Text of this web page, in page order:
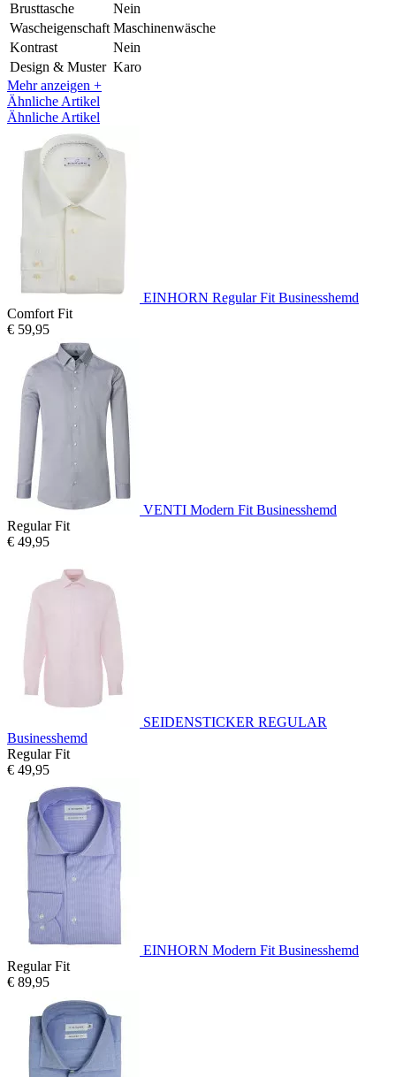
Brusttasche
Nein
Wascheigenschaft Maschinenwäsche
Kontrast
Nein
Design & Muster Karo
Mehr anzeigen +
Ähnliche Artikel
Ähnliche Artikel
EINHORN Regular Fit Businesshemd
Comfort Fit
€ 59,95
VENTI Modern Fit Businesshemd
Regular Fit
€ 49,95
SEIDENSTICKER REGULAR
Businesshemd
Regular Fit
€ 49,95
EINHORN Modern Fit Businesshemd
Regular Fit
€ 89,95